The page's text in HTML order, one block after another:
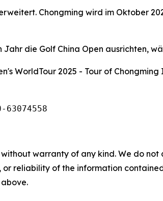
Chongming wird im Oktober
die Golf China Open ausrichten,
WorldTour 2025 - Tour of Chongming
without warranty of any kind. We do
or reliability of the information